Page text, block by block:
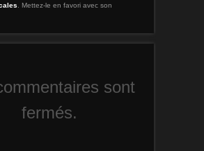
. Mettez-le en favori avec son
sont
fermés.